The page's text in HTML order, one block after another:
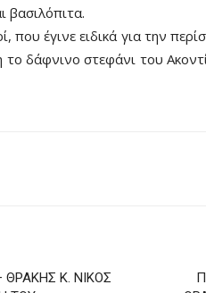
βασιλόπιτα.
που έγινε ειδικά για την
το δάφνινο στεφάνι του
Κ. ΝΙΚΟΣ